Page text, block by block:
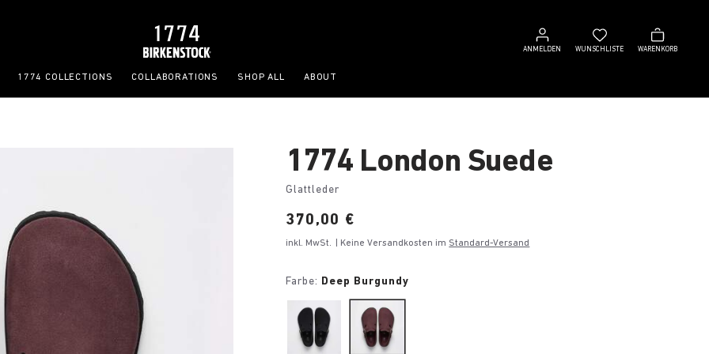
ANMELDEN
Anmelden
WUNSCHLISTE
Wunschliste
WARENKORB
Warenkorb
1774 COLLECTIONS COLLABORATIONS SHOP ALL ABOUT
1774 London Suede
Glattleder
Price:
370,00 €
inkl. MwSt. | Keine Versandkosten im Standard-Versand
Farbe: Deep Burgundy